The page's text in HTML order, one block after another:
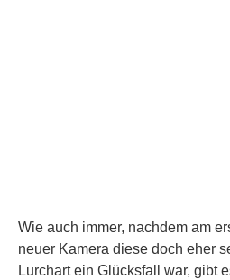
Wie auch immer, nachdem am
neuer Kamera diese doch eher
Lurchart ein Glücksfall war, gibt